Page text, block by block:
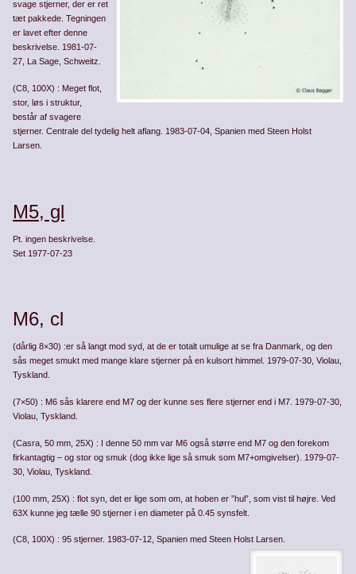
svage stjerner, der er ret
tæt pakkede. Tegningen
er lavet efter denne
beskrivelse. 1981-07-
27, La Sage, Schweitz.
(C8, 100X) : Meget flot,
stor, løs i struktur,
består af svagere
stjerner. Centrale del tydelig helt aflang. 1983-07-04, Spanien med Steen Holst
Larsen.
M5, gl
Pt. ingen beskrivelse.
Set 1977-07-23
M6, cl
(dårlig 8×30) :er så langt mod syd, at de er totalt umulige at se fra Danmark, og den
sås meget smukt med mange klare stjerner på en kulsort himmel. 1979-07-30, Violau,
Tyskland.
(7×50) : M6 sås klarere end M7 og der kunne ses flere stjerner end i M7. 1979-07-30,
Violau, Tyskland.
(Casra, 50 mm, 25X) : I denne 50 mm var M6 også større end M7 og den forekom
firkantagtig – og stor og smuk (dog ikke lige så smuk som M7+omgivelser). 1979-07-
30, Violau, Tyskland.
(100 mm, 25X) : flot syn, det er lige som om, at hoben er ”hul”, som vist til højre. Ved
63X kunne jeg tælle 90 stjerner i en diameter på 0.45 synsfelt.
(C8, 100X) : 95 stjerner. 1983-07-12, Spanien med Steen Holst Larsen.